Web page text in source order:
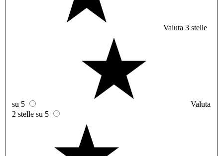
Valuta 3 stelle
su 5
Valuta
2 stelle su 5